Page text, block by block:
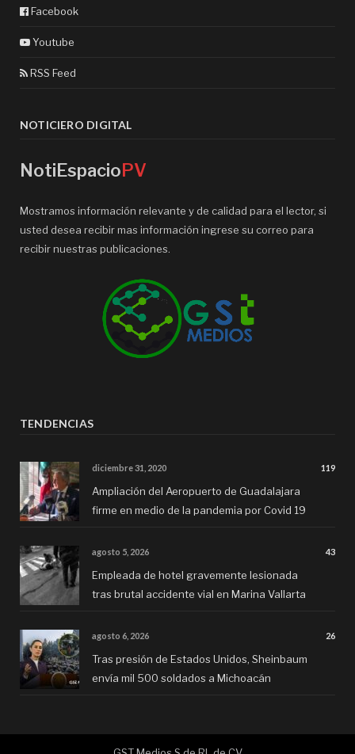
Facebook
Youtube
RSS Feed
NOTICIERO DIGITAL
NotiEspacioPV
Mostramos información relevante y de calidad para el lector, si
usted desea recibir mas información ingrese su correo para
recibir nuestras publicaciones.
TENDENCIAS
diciembre 31, 2020 119
Ampliación del Aeropuerto de Guadalajara
firme en medio de la pandemia por Covid 19
agosto 5, 2026 43
Empleada de hotel gravemente lesionada
tras brutal accidente vial en Marina Vallarta
agosto 6, 2026 26
Tras presión de Estados Unidos, Sheinbaum
envía mil 500 soldados a Michoacán